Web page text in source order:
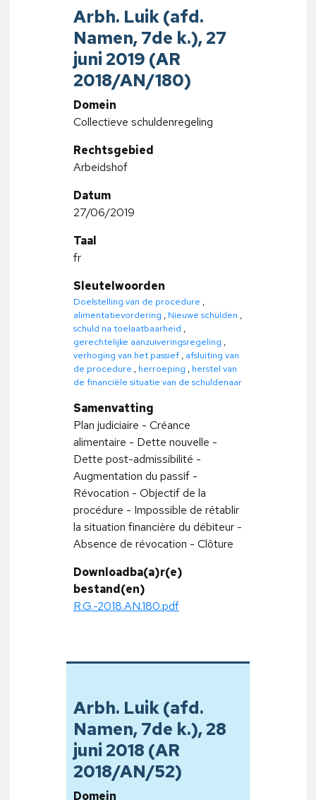
Arbh. Luik (afd.
Namen, 7de k.), 27
juni 2019 (AR
2018/AN/180)
Domein
Collectieve schuldenregeling
Rechtsgebied
Arbeidshof
Datum
27/06/2019
Taal
fr
Sleutelwoorden
Doelstelling van de procedure ,
alimentatievordering , Nieuwe schulden ,
schuld na toelaatbaarheid ,
gerechtelijke aanzuiveringsregeling ,
verhoging van het passief , afsluiting van
de procedure , herroeping , herstel van
de financiële situatie van de schuldenaar
Samenvatting
Plan judiciaire - Créance
alimentaire - Dette nouvelle -
Dette post-admissibilité -
Augmentation du passif -
Révocation - Objectif de la
procédure - Impossible de rétablir
la situation financière du débiteur -
Absence de révocation - Clôture
Downloadba(a)r(e)
bestand(en)
R.G.-2018.AN.180.pdf
Arbh. Luik (afd.
Namen, 7de k.), 28
juni 2018 (AR
2018/AN/52)
Domein